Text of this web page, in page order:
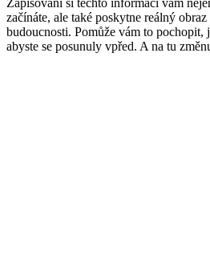
začínáte, ale také poskytne reálný
budoucnosti. Pomůže vám to pochopit,
abyste se posunuly vpřed. A na tu